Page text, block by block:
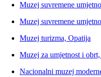
Muzej suvremene
Muzej suvremene
Muzej turizma, Opatija
Muzej za umjetnost i
Nacionalni muzej